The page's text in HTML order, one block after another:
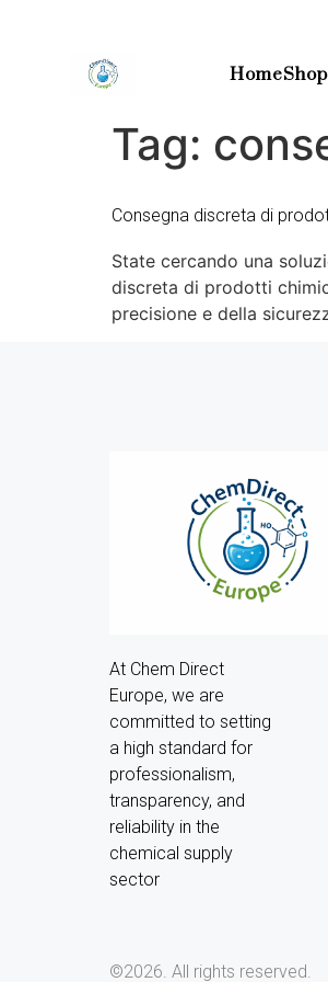
HomeShop
Tag:
Consegna discreta di
State cercando una
discreta di prodotti
precisione e della
At Chem Direct
Europe, we are
committed to setting
a high standard for
professionalism,
transparency, and
reliability in the
chemical supply
sector
©2026. All rights reserved.